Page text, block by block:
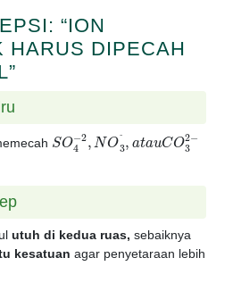
“ION
HARUS DIPECAH
SO4− 2,NO ,a uCO
32−
utuh di kedua ruas, sebaiknya
kesatuan agar penyetaraan lebih